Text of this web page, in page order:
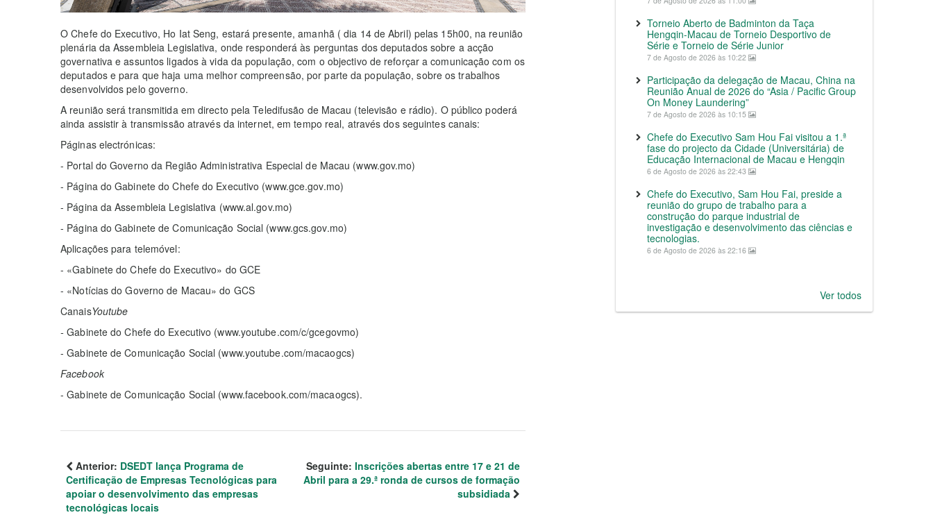
O Chefe do Executivo, Ho Iat Seng, estará presente, amanhã ( dia 14 de Abril) pelas 15h00, na reunião
plenária da Assembleia Legislativa, onde responderá às perguntas dos deputados sobre a acção
governativa e assuntos ligados à vida da população, com o objectivo de reforçar a comunicação com os
deputados e para que haja uma melhor compreensão, por parte da população, sobre os trabalhos
desenvolvidos pelo governo.
A reunião será transmitida em directo pela Teledifusão de Macau (televisão e rádio). O público poderá
ainda assistir à transmissão através da internet, em tempo real, através dos seguintes canais:
Páginas electrónicas:
- Portal do Governo da Região Administrativa Especial de Macau (www.gov.mo)
- Página do Gabinete do Chefe do Executivo (www.gce.gov.mo)
- Página da Assembleia Legislativa (www.al.gov.mo)
- Página do Gabinete de Comunicação Social (www.gcs.gov.mo)
Aplicações para telemóvel:
- «Gabinete do Chefe do Executivo» do GCE
- «Notícias do Governo de Macau» do GCS
CanaisYoutube
-Gabinete do Chefe do Executivo (www.youtube.com/c/gcegovmo)
- Gabinete de Comunicação Social (www.youtube.com/macaogcs)
Facebook
- Gabinete de Comunicação Social (www.facebook.com/macaogcs).
Anterior: DSEDT lança Programa de
Certificação de Empresas Tecnológicas para
apoiar o desenvolvimento das empresas
tecnológicas locais
Seguinte: Inscrições abertas entre 17 e 21 de
Abril para a 29.ª ronda de cursos de formação
subsidiada
Torneio Aberto de Badminton da Taça
Hengqin-Macau de Torneio Desportivo de
Série e Torneio de Série Junior
7 de Agosto de 2026 às 10:22
Participação da delegação de Macau, China na
Reunião Anual de 2026 do “Asia / Pacific Group
On Money Laundering”
7 de Agosto de 2026 às 10:15
Chefe do Executivo Sam Hou Fai visitou a 1.ª
fase do projecto da Cidade (Universitária) de
Educação Internacional de Macau e Hengqin
6 de Agosto de 2026 às 22:43
Chefe do Executivo, Sam Hou Fai, preside a
reunião do grupo de trabalho para a
construção do parque industrial de
investigação e desenvolvimento das ciências e
tecnologias.
6 de Agosto de 2026 às 22:16
Ver todos